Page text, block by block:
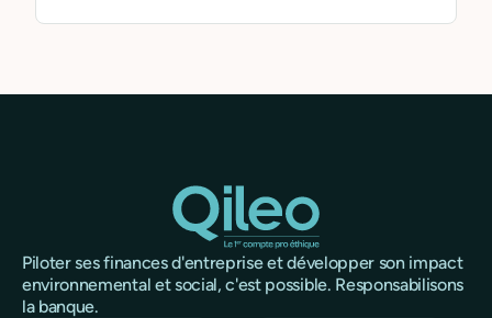
Piloter ses finances d'entreprise et développer son impact
environnemental et social, c'est possible. Responsabilisons
la banque.